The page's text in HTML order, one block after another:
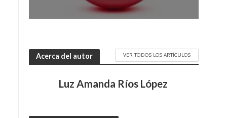
Acerca del autor VER TODOS LOS ARTÍCULOS
Luz Amanda Ríos López